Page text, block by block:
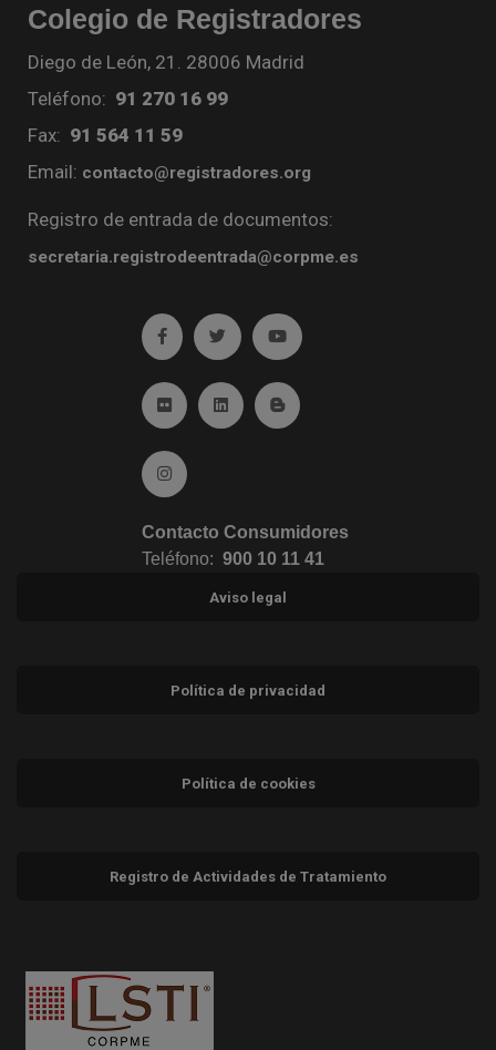
Colegio de Registradores
Diego de León, 21. 28006 Madrid
Teléfono: 91 270 16 99
Fax: 91 564 11 59
Email: contacto@registradores.org
Registro de entrada de documentos:
secretaria.registrodeentrada@corpme.es
Ir a facebook (abre en ventana nueva)
Ir a twitter (abre en ventana nueva)
Ir a YouTube (abre en
Ir a Flickr (abre en ventana nueva)
Ir a Linkedin (abre en ventana nueva)
Ir al Blog (abre en ventana
Ir a Instagram (abre en ventana nueva)
Contacto Consumidores
Teléfono: 900 10 11 41
Aviso legal
Política de privacidad
Política de cookies
Registro de Actividades de Tratamiento